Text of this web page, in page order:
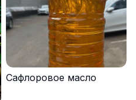
Сафлоровое масло